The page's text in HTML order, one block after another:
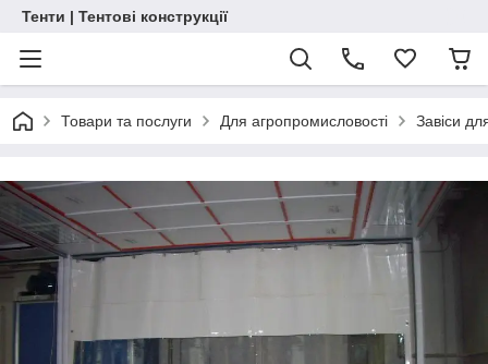
Тенти | Тентові конструкції
Товари та послуги Для агропромисловості Завіси